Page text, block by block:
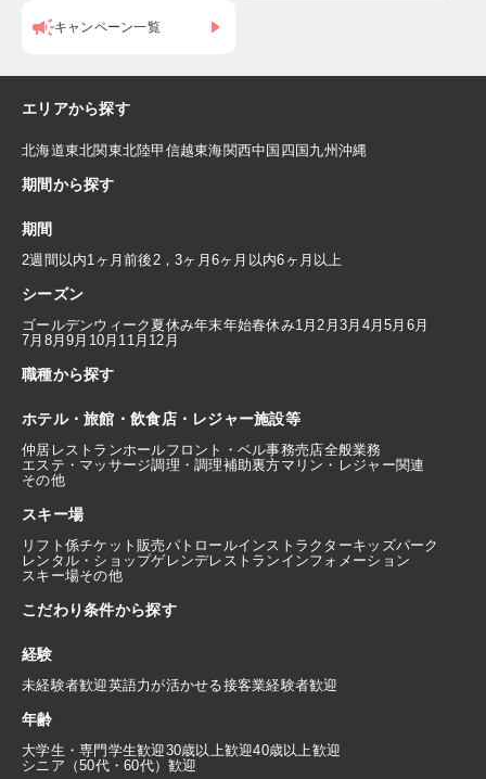
キャンペーン一覧
エリアから探す
北海道東北関東北陸甲信越東海関西中国 四国九州沖縄
期間から探す
期間
2週間以内1ヶ月前後 2，3ヶ月 6ヶ月以内6ヶ月以上
シーズン
ゴールデンウィーク 夏休み年末年始春休み1月 2月3月 4月5月 6月
7月 8月9月 10月 11月 12月
職種から探す
ホテル・旅館・飲食店・レジャー施設等
仲居 レストランホールフロント・ベル事務売店全般業務
エステ・マッサージ調理・調理補助裏方マリン・レジャー関連
その他
スキー場
リフト係チケット販売パトロールインストラクターキッズパーク
レンタル・ショップゲレンデレストラン インフォメーション
スキー場その他
こだわり条件から探す
経験
未経験者歓迎英語力が活かせる接客業経験者歓迎
年齢
大学生・専門学生歓迎30歳以上歓迎40歳以上歓迎
シニア（50代・60代）歓迎